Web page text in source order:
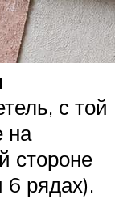
с той
на
стороне
6 рядах).